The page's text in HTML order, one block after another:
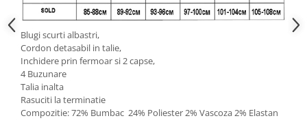
Blugi scurti albastri,
Cordon detasabil in talie,
Inchidere prin fermoar si 2 capse,
4 Buzunare
Talia inalta
Rasuciti la terminatie
Compozitie: 72% Bumbac 24% Poliester 2% Vascoza 2% Elastan